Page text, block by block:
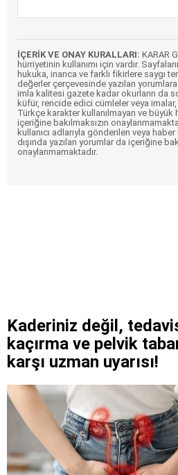
İÇERİK VE ONAY KURALLARI: KARAR
hürriyetinin kullanımı için vardır.
hukuka, inanca ve farklı fikirlere saygı
değerler çerçevesinde yazılan yorumlara
imla kalitesi gazete kadar okurların da
küfür, rencide edici cümleler veya imalar,
Türkçe karakter kullanılmayan ve büyük
içeriğine bakılmaksızın
kullanıcı adlarıyla gönderilen veya haber
dışında yazılan yorumlar da içeriğine
onaylanmamaktadır.
Kaderiniz değil,
kaçırma ve pelvik
karşı uzman uyarısı!